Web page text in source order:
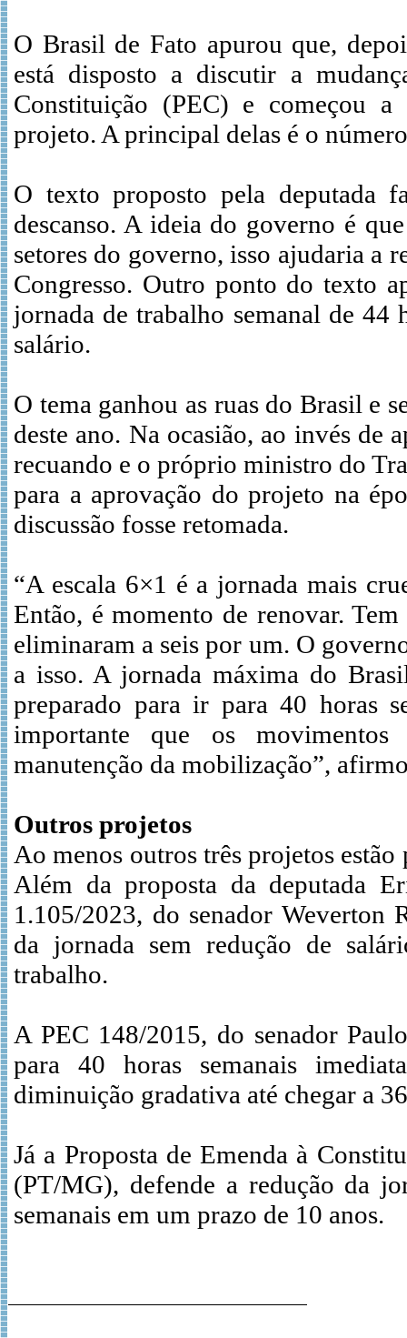
O Brasil de Fato apurou que,
está disposto a discutir a
Constituição (PEC) e começou
projeto. A principal delas é o
O texto proposto pela deputada
descanso. A ideia do governo é
setores do governo, isso ajudaria a
Congresso. Outro ponto do texto
jornada de trabalho semanal de 44
salário.
O tema ganhou as ruas do Brasil e
deste ano. Na ocasião, ao invés de
recuando e o próprio ministro do
para a aprovação do projeto na
discussão fosse retomada.
“A escala 6×1 é a jornada mais
Então, é momento de renovar.
eliminaram a seis por um. O
a isso. A jornada máxima do
preparado para ir para 40 horas
importante que os movimentos
manutenção da mobilização”,
Outros projetos
Ao menos outros três projetos
Além da proposta da deputada
1.105/2023, do senador Weverton
da jornada sem redução de
trabalho.
A PEC 148/2015, do senador
para 40 horas semanais
diminuição gradativa até chegar a
Já a Proposta de Emenda à
(PT/MG), defende a redução da
semanais em um prazo de 10 anos.